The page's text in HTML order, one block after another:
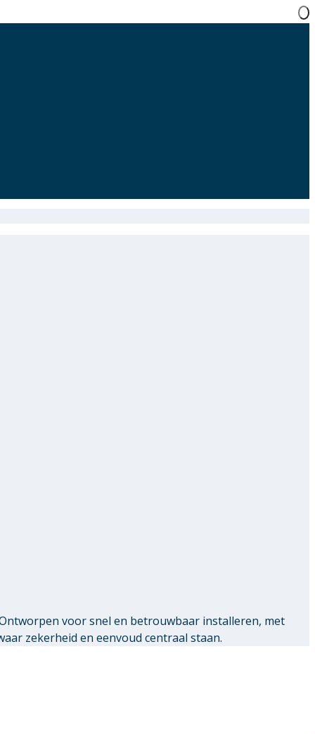
voor snel en betrouwbaar installeren, met
zekerheid en eenvoud centraal staan.